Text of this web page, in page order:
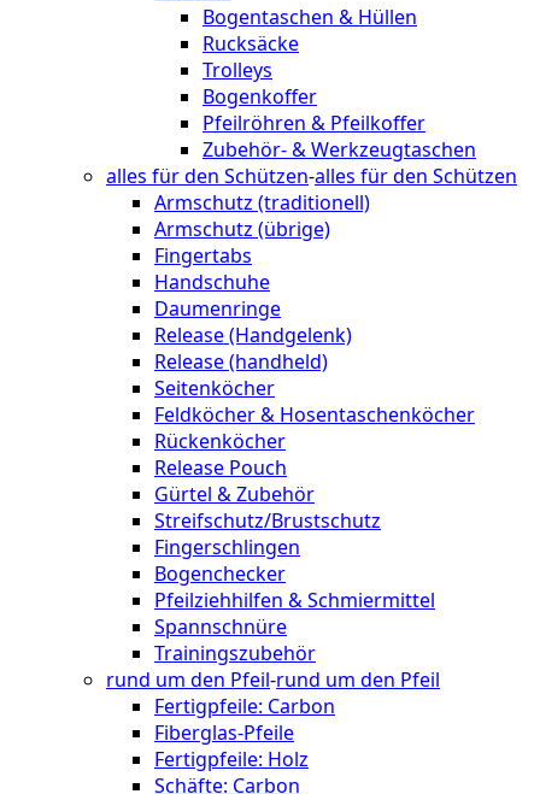
Bogentaschen & Hüllen
Rucksäcke
Trolleys
Bogenkoffer
Pfeilröhren & Pfeilkoffer
Zubehör- & Werkzeugtaschen
alles für den Schützen-alles für den Schützen
Armschutz (traditionell)
Armschutz (übrige)
Fingertabs
Handschuhe
Daumenringe
Release (Handgelenk)
Release (handheld)
Seitenköcher
Feldköcher & Hosentaschenköcher
Rückenköcher
Release Pouch
Gürtel & Zubehör
Streifschutz/Brustschutz
Fingerschlingen
Bogenchecker
Pfeilziehhilfen & Schmiermittel
Spannschnüre
Trainingszubehör
rund um den Pfeil-rund um den Pfeil
Fertigpfeile: Carbon
Fiberglas-Pfeile
Fertigpfeile: Holz
Schäfte: Carbon